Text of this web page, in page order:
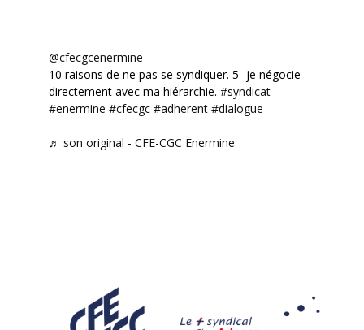
@cfecgcenermine
10 raisons de ne pas se syndiquer. 5- je négocie
directement avec ma hiérarchie. #syndicat
#enermine #cfecgc #adherent #dialogue
♬ son original - CFE-CGC Enermine